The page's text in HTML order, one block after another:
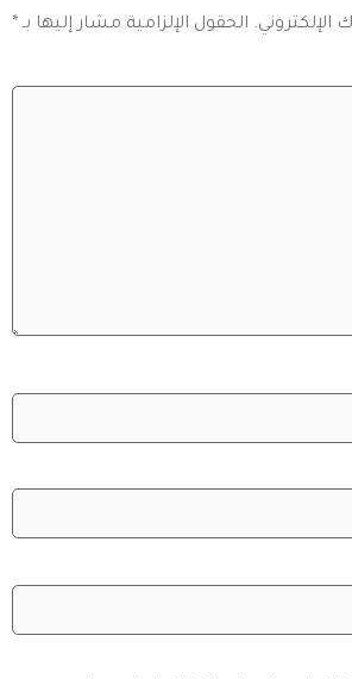
الإلكتروني. الحقول الإلزامية مشار إليها بـ *